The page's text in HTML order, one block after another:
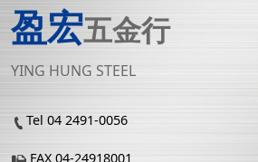
盈宏五金行
YING HUNG STEEL
Tel 04 2491-0056
FAX 04-24918001